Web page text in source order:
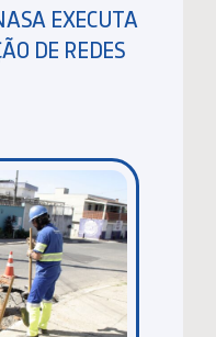
EXECUTA
DE REDES